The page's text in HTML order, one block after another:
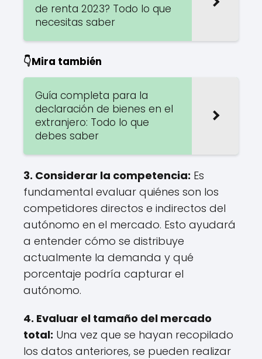
de renta 2023? Todo lo que
necesitas saber
👇Mira también
Guía completa para la
declaración de bienes en el
extranjero: Todo lo que
debes saber
3. Considerar la competencia: Es
fundamental evaluar quiénes son los
competidores directos e indirectos del
autónomo en el mercado. Esto ayudará
a entender cómo se distribuye
actualmente la demanda y qué
porcentaje podría capturar el
autónomo.
4. Evaluar el tamaño del mercado
total: Una vez que se hayan recopilado
los datos anteriores, se pueden realizar